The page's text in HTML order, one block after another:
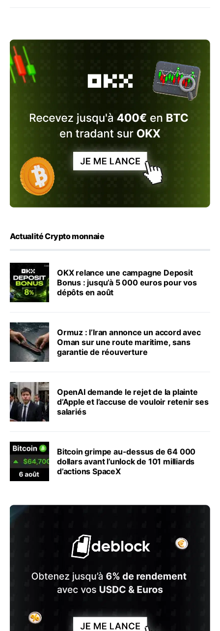
Actualité Crypto monnaie
OKX relance une campagne Deposit
Bonus : jusqu’à 5 000 euros pour vos
dépôts en août
Ormuz : l’Iran annonce un accord avec
Oman sur une route maritime, sans
garantie de réouverture
OpenAI demande le rejet de la plainte
d’Apple et l’accuse de vouloir retenir ses
salariés
Bitcoin grimpe au-dessus de 64 000
dollars avant l’unlock de 101 milliards
d’actions SpaceX